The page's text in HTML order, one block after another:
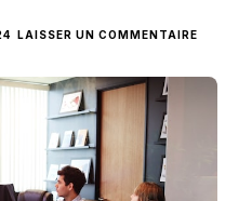
LAISSER UN COMMENTAIRE